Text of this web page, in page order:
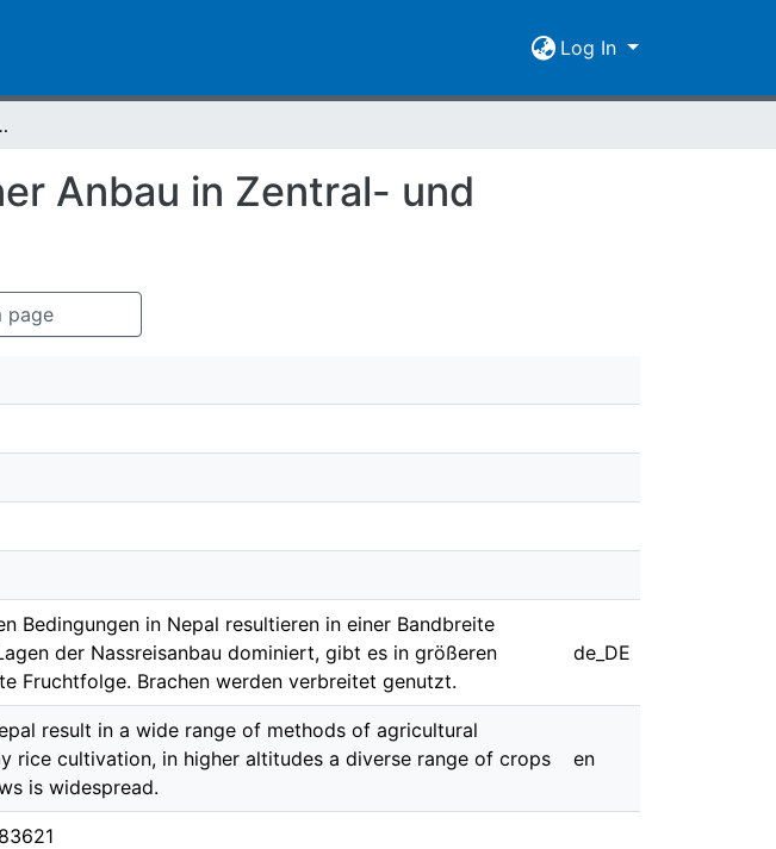
Log In
Zentral- und Ostnepal
Anbau in Zentral- und
page
Bedingungen in Nepal resultieren in einer Bandbreite
der Nassreisanbau dominiert, gibt es in größeren
Fruchtfolge. Brachen werden verbreitet genutzt.
de_DE
result in a wide range of methods of agricultural
rice cultivation, in higher altitudes a diverse range of crops
is widespread.
en